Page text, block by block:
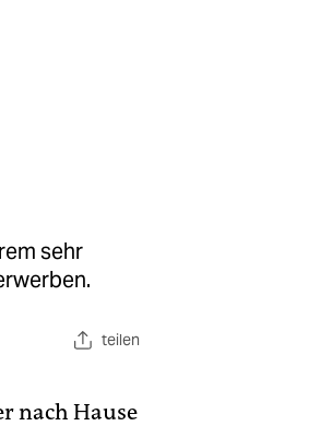
sehr
teilen
nach Hause